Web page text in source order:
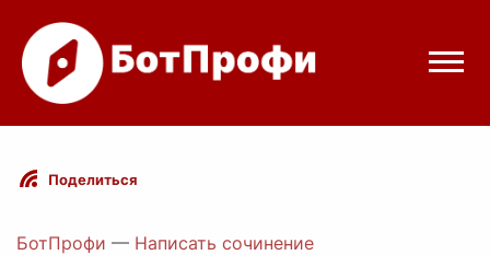
Режимы бота
Цены
Поделиться
БотПрофи — Написать сочинение